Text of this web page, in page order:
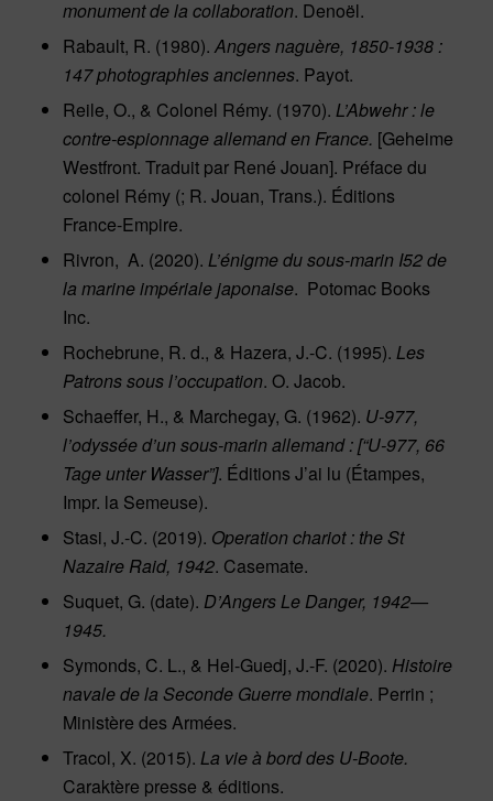
monument de la collaboration. Denoël.
Rabault, R. (1980). Angers naguère, 1850-1938 :
147 photographies anciennes. Payot.
Reile, O., & Colonel Rémy. (1970). L’Abwehr : le
contre-espionnage allemand en France. [Geheime
Westfront. Traduit par René Jouan]. Préface du
colonel Rémy (; R. Jouan, Trans.). Éditions
France-Empire.
Rivron, A. (2020). L’énigme du sous-marin I52 de
la marine impériale japonaise. Potomac Books
Inc.
Rochebrune, R. d., & Hazera, J.-C. (1995). Les
Patrons sous l’occupation. O. Jacob.
Schaeffer, H., & Marchegay, G. (1962). U-977,
l’odyssée d’un sous-marin allemand : [“U-977, 66
Tage unter Wasser”]. Éditions J’ai lu (Étampes,
Impr. la Semeuse).
Stasi, J.-C. (2019). Operation chariot : the St
Nazaire Raid, 1942. Casemate.
Suquet, G. (date). D’Angers Le Danger, 1942—
1945.
Symonds, C. L., & Hel-Guedj, J.-F. (2020). Histoire
navale de la Seconde Guerre mondiale. Perrin ;
Ministère des Armées.
Tracol, X. (2015). La vie à bord des U-Boote.
Caraktère presse & éditions.